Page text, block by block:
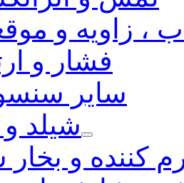
، زاویه و
فشار و
سایر
شیلد
کننده و